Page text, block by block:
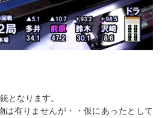
となります。
は有りませんが・・仮にあったとして